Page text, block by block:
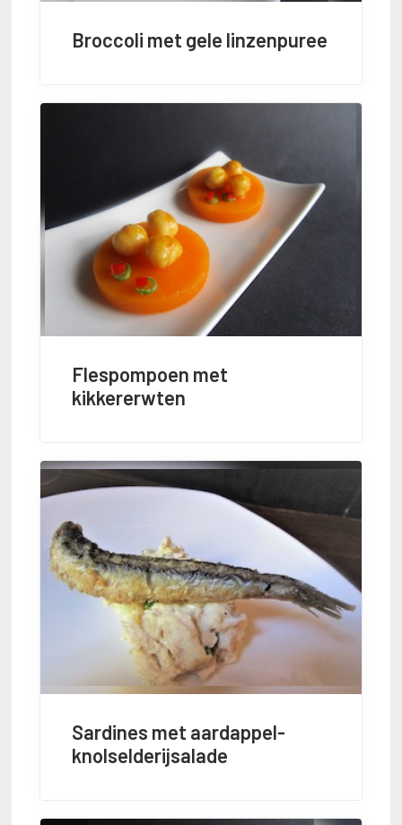
Broccoli met gele linzenpuree
Flespompoen met
kikkererwten
Sardines met aardappel-
knolselderijsalade